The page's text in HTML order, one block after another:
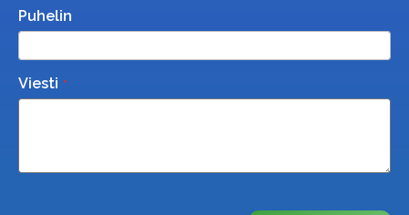
Puhelin
Viesti